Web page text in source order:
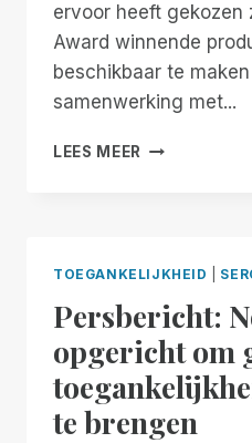
ervoor heeft gekozen
Award winnende
beschikbaar te
samenwerking met...
LEES MEER ZIJN
TOEGANKELIJKHEID
Persbericht:
opgericht om
te brengen